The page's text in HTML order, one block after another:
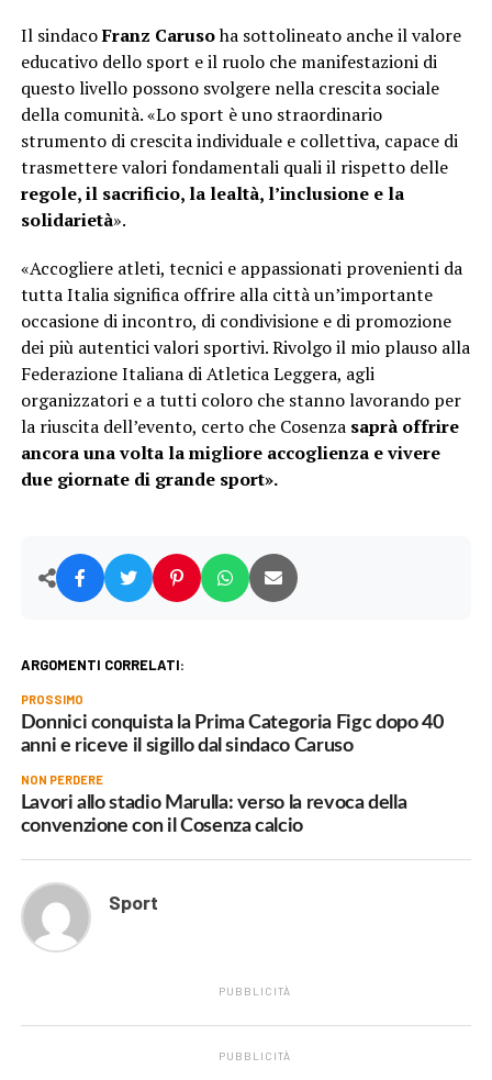
Il sindacoFranz Carusoha sottolineato anche il valore
educativo dello sport e il ruolo che manifestazioni di
questo livello possono svolgere nella crescita sociale
della comunità. «Lo sport è uno straordinario
strumento di crescita individuale e collettiva, capace di
trasmettere valori fondamentali quali il rispetto delle
regole, il sacrificio, la lealtà, l’inclusione e la
solidarietà».
«Accogliere atleti, tecnici e appassionati provenienti da
tutta Italia significa offrire alla città un’importante
occasione di incontro, di condivisione e di promozione
dei più autentici valori sportivi. Rivolgo il mio plauso alla
Federazione Italiana di Atletica Leggera, agli
organizzatori e a tutti coloro che stanno lavorando per
la riuscita dell’evento, certo che Cosenza saprà offrire
ancora una volta la migliore accoglienza e vivere
due giornate di grande sport».
ARGOMENTI CORRELATI:
PROSSIMO
Donnici conquista la Prima Categoria Figc dopo 40
anni e riceve il sigillo dal sindaco Caruso
NON PERDERE
Lavori allo stadio Marulla: verso la revoca della
convenzione con il Cosenza calcio
Sport
PUBBLICITÀ
PUBBLICITÀ